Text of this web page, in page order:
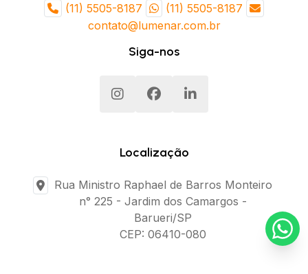
(11) 5505-8187
(11) 5505-8187
contato@lumenar.com.br
Siga-nos
Localização
Rua Ministro Raphael de Barros Monteiro
n° 225 - Jardim dos Camargos -
Barueri/SP
CEP: 06410-080